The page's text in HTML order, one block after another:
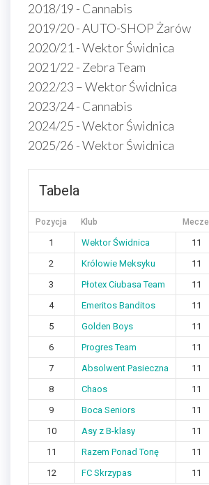
2018/19 - Cannabis
2019/20 - AUTO-SHOP Żarów
2020/21 - Wektor Świdnica
2021/22 - Zebra Team
2022/23 – Wektor Świdnica
2023/24 - Cannabis
2024/25 - Wektor Świdnica
2025/26 - Wektor Świdnica
Tabela
Pozycja Klub Mecze
1 Wektor Świdnica 11
2
Królowie Meksyku 11
3
Płotex Ciubasa Team 11
4
Emeritos Banditos 11
5
Golden Boys 11
6
Progres Team 11
7
Absolwent Pasieczna 11
8
Chaos 11
9
Boca Seniors 11
10
Asy z B-klasy 11
11
Razem Ponad Tonę 11
12
FC Skrzypas 11